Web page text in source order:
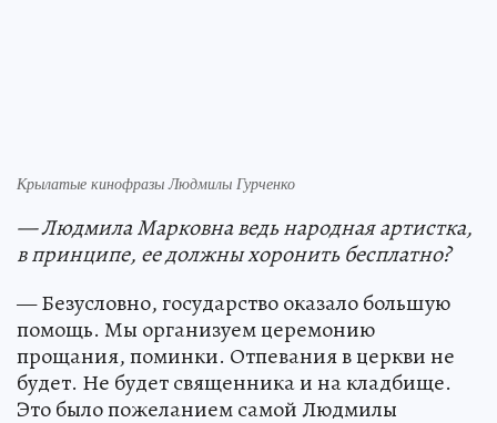
Крылатые кинофразы Людмилы Гурченко
— Людмила Марковна ведь народная артистка,
в принципе, ее должны хоронить бесплатно?
— Безусловно, государство оказало большую
помощь. Мы организуем церемонию
прощания, поминки. Отпевания в церкви не
будет. Не будет священника и на кладбище.
Это было пожеланием самой Людмилы